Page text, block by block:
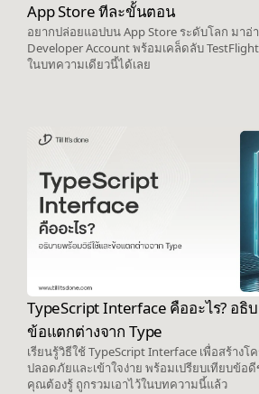
App Store ทีละขั้นตอน
อยากปล่อยแอปบน App Store ระดับโลก มา
Developer Account พร้อมเคล็ดลับ
ในบทความเดียวนี้ได้เลย
TypeScript Interface คืออะไร? อธิ
ข้อแตกต่างจาก Type
เรียนรู้วิธีใช้ TypeScript Interface เพื่อสร้างโ
ปลอดภัยและเข้าใจง่าย พร้อมเปรียบเทียบข้อ
คุณต้องรู้ ถูกรวมเอาไว้ในบทความนี้แล้ว